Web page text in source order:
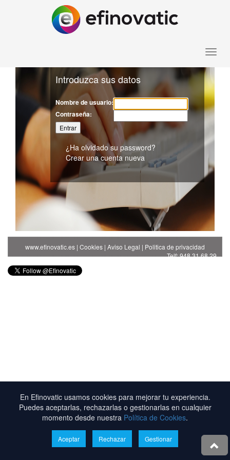
En Efinovatic usamos cookies para mejorar tu experiencia.
Puedes aceptarlas, rechazarlas o gestionarlas en cualquier
momento desde nuestra Política de Cookies.
Aceptar Rechazar Gestionar
Toggle
Introduzca sus datos
Nombre de usuario:
Contraseña:
¿Ha olvidado su password?
Crear una cuenta nueva
www.efinovatic.es | Cookies | Aviso Legal | Politica de privacidad
Telf: 948 31 68 29